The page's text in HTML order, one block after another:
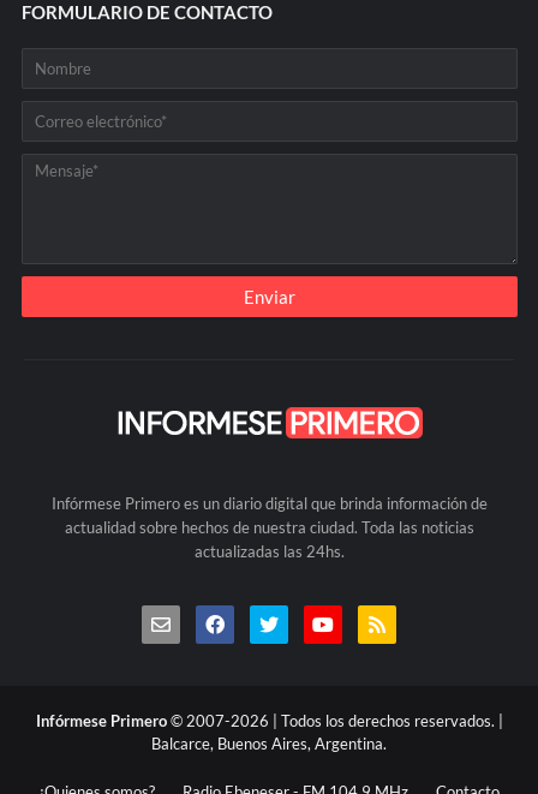
FORMULARIO DE CONTACTO
Infórmese Primero es un diario digital que brinda información de
actualidad sobre hechos de nuestra ciudad. Toda las noticias
actualizadas las 24hs.
Infórmese Primero© 2007-2026 | Todos los derechos reservados. |
Balcarce, Buenos Aires, Argentina.